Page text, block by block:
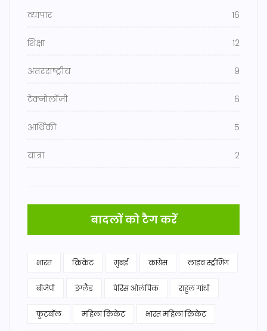
व्यापार 16
शिक्षा 12
अंतरराष्ट्रीय 9
टेक्नोलॉजी 6
आर्थिकी 5
यात्रा 2
बादलों को टैग करें
भारत क्रिकेट मुंबई कांग्रेस लाइव स्ट्रीमिंग
बीजेपी इंग्लैंड पेरिस ओलंपिक राहुल गांधी
फुटबॉल महिला क्रिकेट भारत महिला क्रिकेट